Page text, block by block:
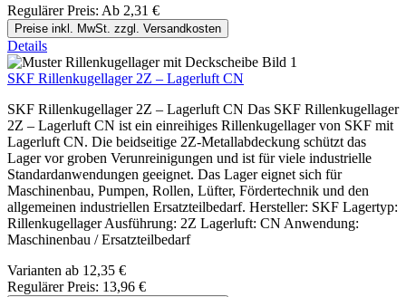
Regulärer Preis: Ab 2,31 €
Preise inkl. MwSt. zzgl. Versandkosten
Details
SKF Rillenkugellager 2Z – Lagerluft CN
SKF Rillenkugellager 2Z – Lagerluft CN Das SKF Rillenkugellager
2Z – Lagerluft CN ist ein einreihiges Rillenkugellager von SKF mit
Lagerluft CN. Die beidseitige 2Z-Metallabdeckung schützt das
Lager vor groben Verunreinigungen und ist für viele industrielle
Standardanwendungen geeignet. Das Lager eignet sich für
Maschinenbau, Pumpen, Rollen, Lüfter, Fördertechnik und den
allgemeinen industriellen Ersatzteilbedarf. Hersteller: SKF Lagertyp:
Rillenkugellager Ausführung: 2Z Lagerluft: CN Anwendung:
Maschinenbau / Ersatzteilbedarf
Varianten ab 12,35 €
Regulärer Preis: 13,96 €